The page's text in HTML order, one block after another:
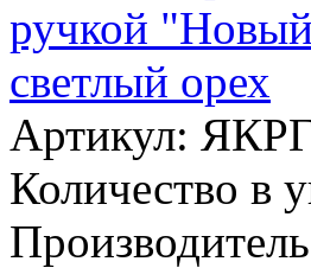
ручкой
светлый орех
Артикул:
Количество в